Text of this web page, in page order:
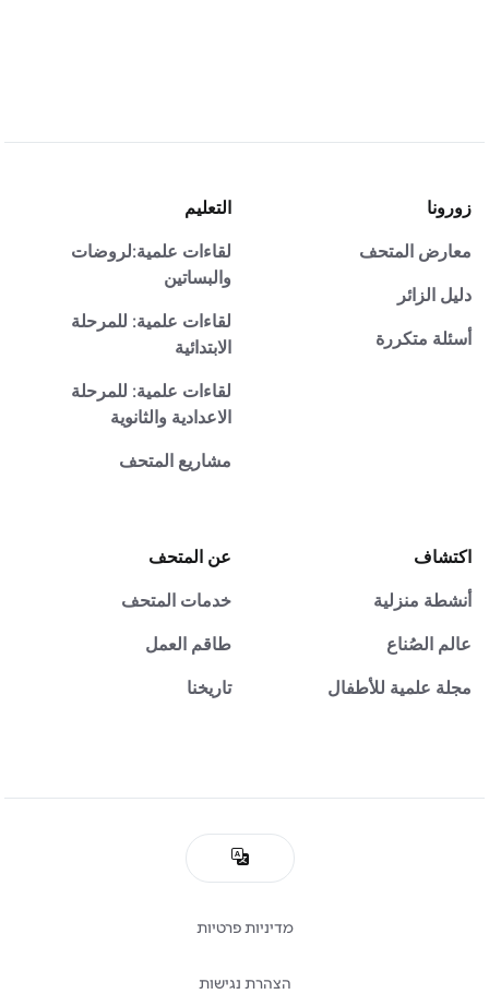
زورونا
معارض المتحف
دليل الزائر
أسئلة متكررة
التعليم
لقاءات علمية:لروضات
والبساتين
لقاءات علمية: للمرحلة
الابتدائية
لقاءات علمية: للمرحلة
الاعدادية والثانوية
مشاريع المتحف
اكتشاف
أنشطة منزلية
عالم الصُناع
مجلة علمية للأطفال
عن المتحف
خدمات المتحف
طاقم العمل
تاريخنا
מדיניות פרטיות
הצהרת נגישות